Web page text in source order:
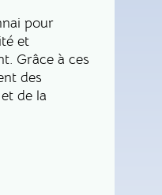
pour
et
Grâce à ces
des
de la